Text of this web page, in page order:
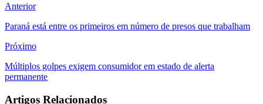
Anterior
Paraná está entre os primeiros em número de presos que trabalham
Próximo
Múltiplos golpes exigem consumidor em estado de alerta
permanente
Artigos Relacionados